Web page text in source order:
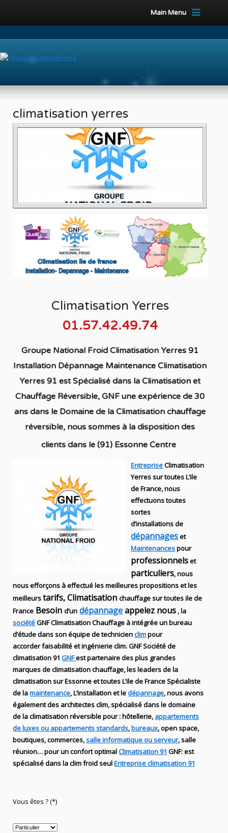
Main Menu
climatisation yerres
Climatisation Yerres
01.57.42.49.74
Groupe National Froid Climatisation Yerres 91
Installation Dépannage Maintenance Climatisation
Yerres 91est Spécialisé dans la Climatisation et
Chauffage Réversible, GNF une expérience de 30
ans dans le Domaine de la Climatisation chauffage
réversible, nous sommes à la disposition des
clients dansle (91) Essonne Centre
EntrepriseClimatisation
Yerres sur toutes L’ile
de France, nous
effectuons toutes
sortes
d’installationsde
dépannageset
Maintenancespour
professionnelset
particuliers, nous
nous efforçons à effectué les meilleures propositions et les
meilleurstarifs, Climatisationchauffage sur toutes ile de
France Besoind’un dépannageappelez nous , la
sociétéGNFClimatisation Chauffage à intégrée un bureau
d’étude dans son équipe de technicienclimpour
accorder faisabilité et ingénierieclim.GNFSociété de
climatisation 91GNFest partenaire des plus grandes
marques declimatisation chauffage, les leadersde la
climatisation sur Essonne et toutes L’ile de France Spécialiste
delamaintenance, L’installationet ledépannage, nous avons
également des architectes clim,spécialisé dans le domaine
de laclimatisation réversiblepour : hôtellerie, appartements
de luxes ou appartements standards,bureaux, open space,
boutiques, commerces,salle informatique ou serveur, salle
réunion… pour un confort optimalClimatisation 91 GNF:est
spécialisédans la climfroid seulEntreprise climatisation 91
Vous êtes ? (*)